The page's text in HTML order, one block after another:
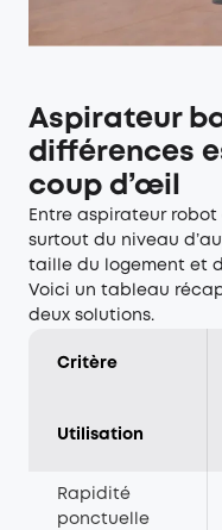
Aspirateur
différences
coup d’œil
Entre aspirateur
surtout du niveau
taille du logement et
Voici un tableau
deux solutions.
Critère
Utilisation
Rapidité
ponctuelle